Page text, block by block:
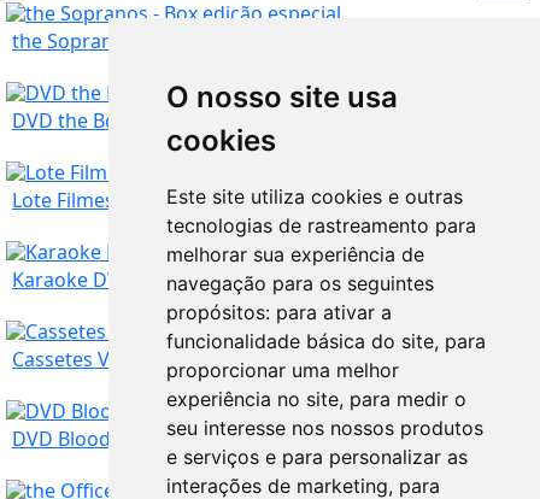
O nosso site usa
cookies
Este site utiliza cookies e outras
tecnologias de rastreamento para
melhorar sua experiência de
navegação para os seguintes
propósitos: para ativar a
funcionalidade básica do site, para
proporcionar uma melhor
experiência no site, para medir o
seu interesse nos nossos produtos
e serviços e para personalizar as
interações de marketing, para
the Sopranos - Box edição especial
Faro
DVD the Bourne Legacy - O Legado Bourne
Faro
Lote Filmes Cassetes VHS
Faro
Karaoke DVD êxitos Portugal e Brasil
Faro
Cassetes Video VHS Sony 180
DVD Blood Diamond - Diamante de Sangue